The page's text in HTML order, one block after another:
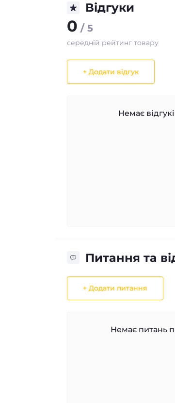
Відгуки
0 / 5
середній рейтинг товару
+ Додати відгук
Немає
Питання та
+ Додати питання
Немає питань